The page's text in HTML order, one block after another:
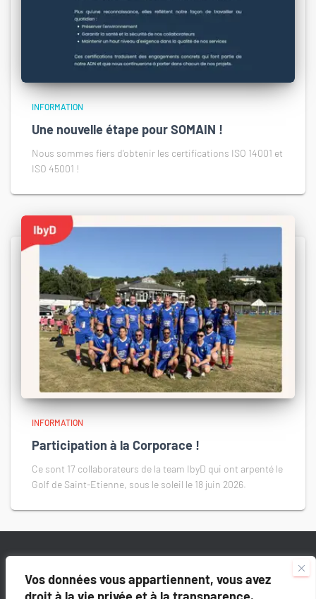
Vos données vous appartiennent, vous avez
INFORMATION
Une nouvelle étape pour SOMAIN !
Nous sommes fiers d'obtenir les certifications ISO 14001 et
ISO 45001 !
INFORMATION
Participation à la Corporace !
Ce sont 17 collaborateurs de la team IbyD qui ont arpenté le
Golf de Saint-Etienne, sous le soleil le 18 juin 2026.